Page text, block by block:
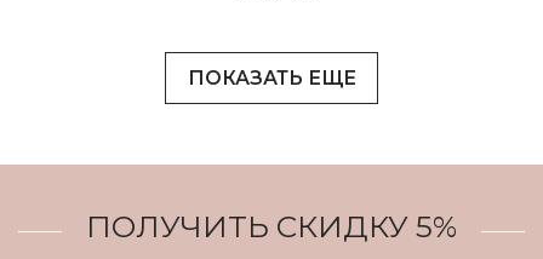
ПОКАЗАТЬ ЕЩЕ
ПОЛУЧИТЬ СКИДКУ 5%